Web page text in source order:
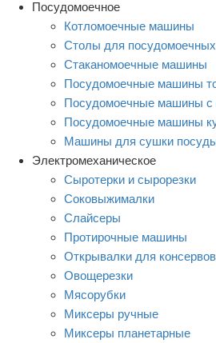
Посудомоечное
Котломоечные машины
Столы для
Стаканомоечные машины
Посудомоечные машины
Посудомоечные машины с
Посудомоечные машины
Машины для сушки
Электромеханическое
Сыротерки и сырорезки
Соковыжималки
Слайсеры
Протирочные машины
Открывалки для консервов
Овощерезки
Мясорубки
Миксеры ручные
Миксеры планетарные